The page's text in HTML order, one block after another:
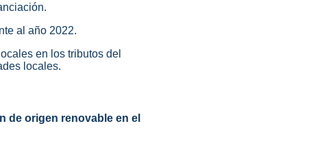
al año 2022.
en los tributos del
locales.
de origen renovable en el